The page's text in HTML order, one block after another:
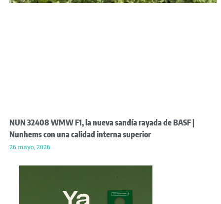
NUN 32408 WMW F1, la nueva sandía rayada de BASF |
Nunhems con una calidad interna superior
26 mayo, 2026